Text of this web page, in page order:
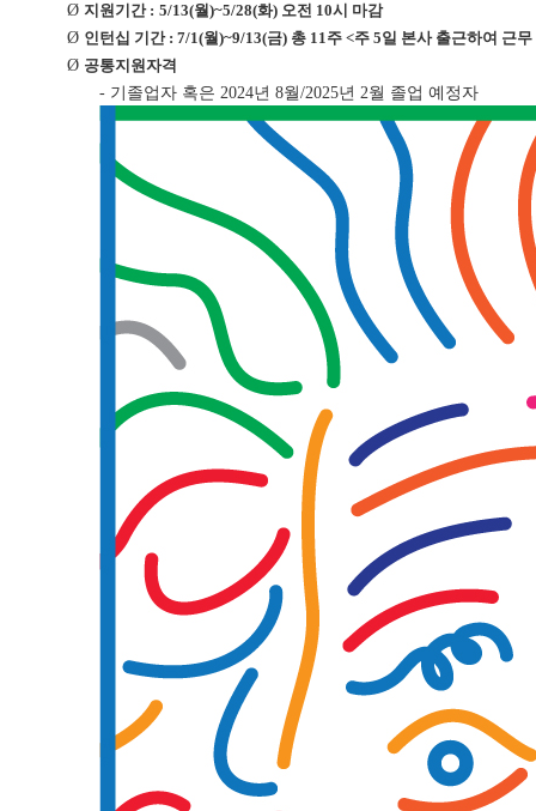
Ø 지원기간 : 5/13(월 )~5/28(화) 오전 10시 마감
Ø 인턴십 기간 : 7/1(월 )~9/13(금) 총 11주 <주 5일 본사 출근하여 근무
Ø 공통지원자격
- 기졸업자 혹은 2024년 8월/2025년 2월 졸업 예정자